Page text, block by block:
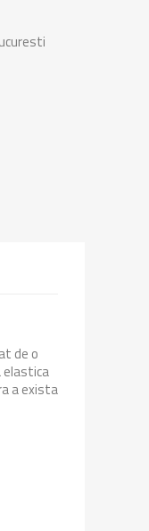
de o
elastica
a exista